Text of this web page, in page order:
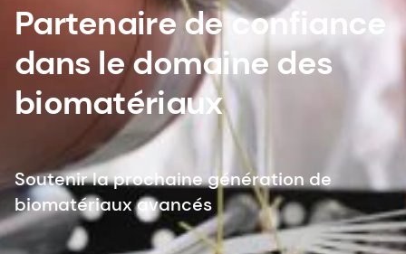
Partenaire de confiance
dans le domaine des
biomatériaux
Soutenir la prochaine génération de
biomatériaux avancés